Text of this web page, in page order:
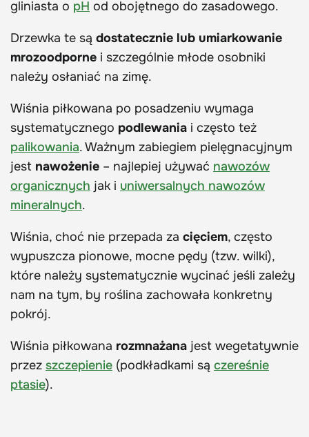
gliniasta o pH od obojętnego do zasadowego.
Drzewka te są dostatecznie lub umiarkowanie
mrozoodporne i szczególnie młode osobniki
należy osłaniać na zimę.
Wiśnia piłkowana po posadzeniu wymaga
systematycznego podlewania i często też
palikowania. Ważnym zabiegiem pielęgnacyjnym
jest nawożenie – najlepiej używać nawozów
organicznych jak i uniwersalnych nawozów
mineralnych.
Wiśnia, choć nie przepada za cięciem, często
wypuszcza pionowe, mocne pędy (tzw. wilki),
które należy systematycznie wycinać jeśli zależy
nam na tym, by roślina zachowała konkretny
pokrój.
Wiśnia piłkowana rozmnażana jest wegetatywnie
przez szczepienie (podkładkami są czereśnie
ptasie).